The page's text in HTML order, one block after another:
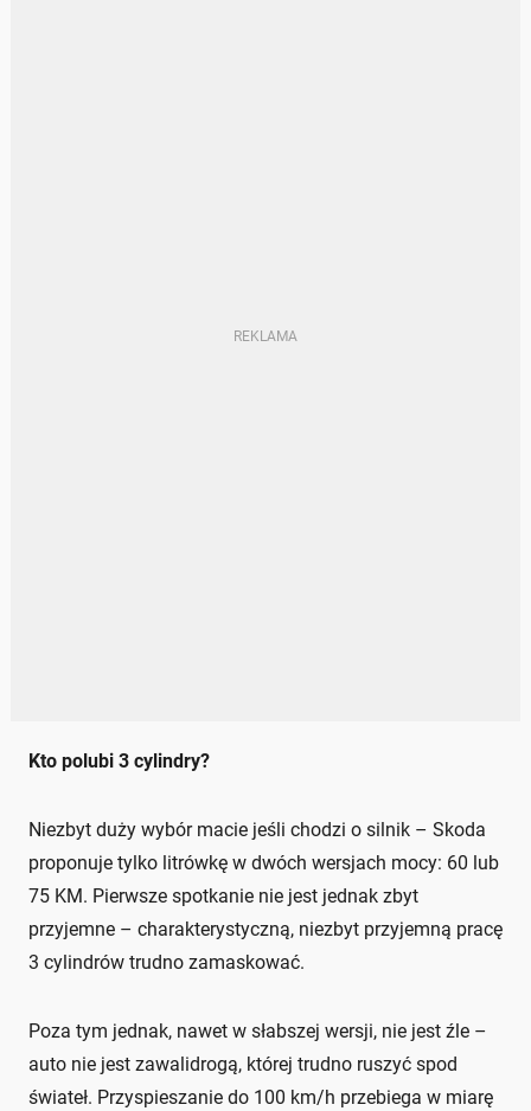
Kto polubi 3 cylindry?
Niezbyt duży wybór macie jeśli chodzi o silnik – Skoda
proponuje tylko litrówkę w dwóch wersjach mocy: 60 lub
75 KM. Pierwsze spotkanie nie jest jednak zbyt
przyjemne – charakterystyczną, niezbyt przyjemną pracę
3 cylindrów trudno zamaskować.
Poza tym jednak, nawet w słabszej wersji, nie jest źle –
auto nie jest zawalidrogą, której trudno ruszyć spod
świateł. Przyspieszanie do 100 km/h przebiega w miarę